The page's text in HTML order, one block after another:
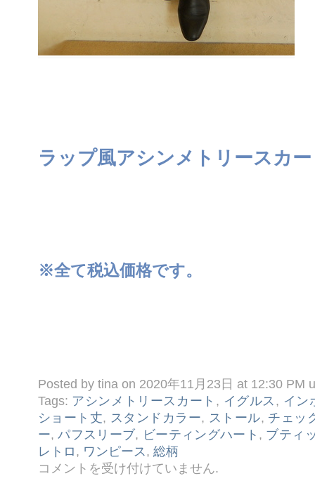
ラップ風アシンメトリースカ
※全て税込価格です。
Posted by tina on 2020年11月23日 at 12:30 PM
Tags: アシンメトリースカート , イグルス , イン
ショート丈, スタンドカラー, ストール, チェッ
ー,パフスリーブ, ビーティングハート , ブティ
レトロ , ワンピース, 総柄
☆
１
コメントを受け付けていません.